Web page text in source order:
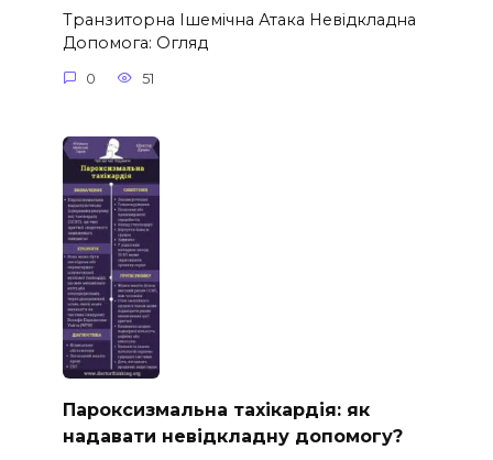
Транзиторна Ішемічна Атака Невідкладна
Допомога: Огляд
0 51
Пароксизмальна тахікардія: як
надавати невідкладну допомогу?